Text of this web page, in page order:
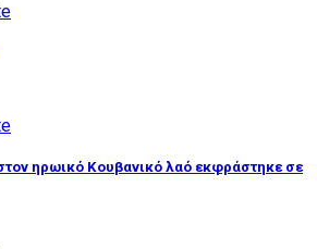
ηρωικό Κουβανικό λαό εκφράστηκε σε